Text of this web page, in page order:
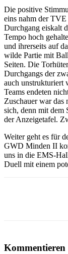
Die positive
eins nahm der
Durchgang eiskalt
Tempo hoch
und ihrerseits auf
wilde Partie mit
Seiten. Die
Durchgangs der
auch unstrukturiert
Teams endeten
Zuschauer war das
sich, denn mit dem
der Anzeigetafel.
Weiter geht es für
GWD Minden II
uns in die EMS-
Duell mit einem